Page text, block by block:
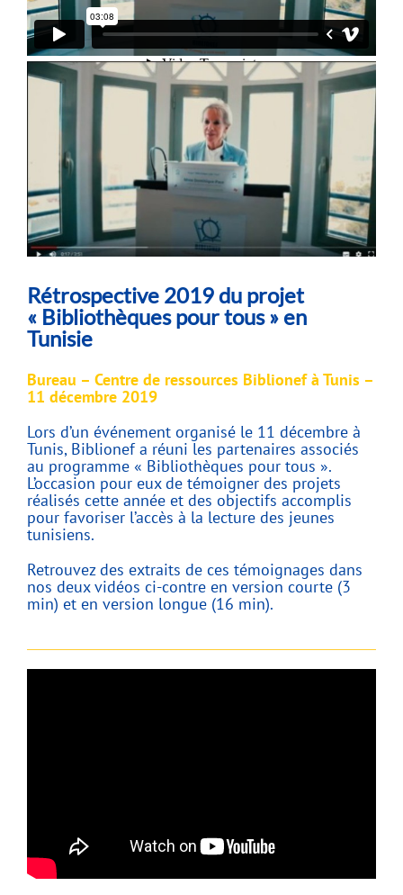
Rétrospective 2019 du projet
« Bibliothèques pour tous » en
Tunisie
Bureau – Centre de ressources Biblionef à Tunis –
11 décembre 2019
Lors d’un événement organisé le 11 décembre à
Tunis, Biblionef a réuni les partenaires associés
au programme « Bibliothèques pour tous ».
L’occasion pour eux de témoigner des projets
réalisés cette année et des objectifs accomplis
pour favoriser l’accès à la lecture des jeunes
tunisiens.
Retrouvez des extraits de ces témoignages dans
nos deux vidéos ci-contre en version courte (3
min) et en version longue (16 min).